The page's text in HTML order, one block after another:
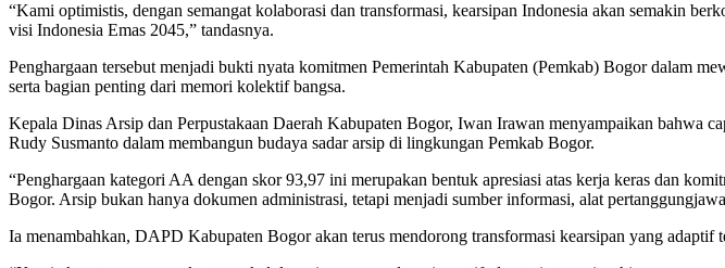
“Kami optimistis, dengan semangat kolaborasi dan transformasi, kearsipan Indonesia akan semakin
visi Indonesia Emas 2045,” tandasnya.
Penghargaan tersebut menjadi bukti nyata komitmen Pemerintah Kabupaten (Pemkab) Bogor dalam
serta bagian penting dari memori kolektif bangsa.
Kepala Dinas Arsip dan Perpustakaan Daerah Kabupaten Bogor, Iwan Irawan menyampaikan bahwa
Rudy Susmanto dalam membangun budaya sadar arsip di lingkungan Pemkab Bogor.
“Penghargaan kategori AA dengan skor 93,97 ini merupakan bentuk apresiasi atas kerja keras dan
Bogor. Arsip bukan hanya dokumen administrasi, tetapi menjadi sumber informasi, alat
Ia menambahkan, DAPD Kabupaten Bogor akan terus mendorong transformasi kearsipan yang adaptif